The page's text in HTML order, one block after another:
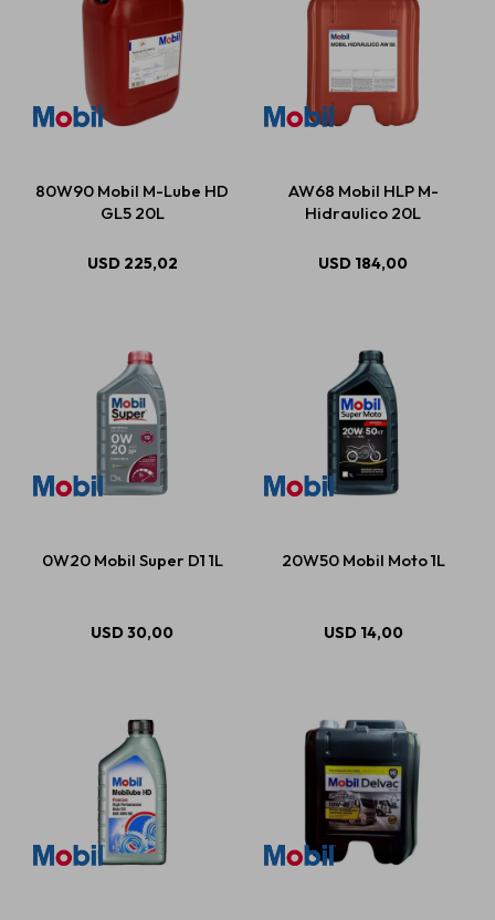
80W90 Mobil M-Lube HD
GL5 20L
USD 225,02
AW68 Mobil HLP M-
Hidraulico 20L
USD 184,00
0W20 Mobil Super D1 1L
USD30,00
20W50 Mobil Moto 1L
USD 14,00